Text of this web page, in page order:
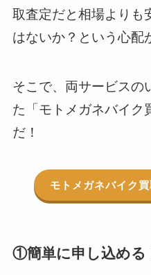
取査定だと相場よりも
はないか？という心配
そこで、両サービスの
た「モトメガネバイク
だ！
モトメガネバイク
①簡単に申し込める